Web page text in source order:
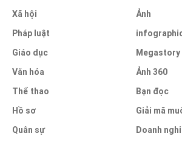
Xã hội
Pháp luật
Giáo dục
Văn hóa
Thể thao
Hồ sơ
Quân sự
Ảnh
Megastory
Ảnh 360
Bạn đọc
Giải mã
Doanh